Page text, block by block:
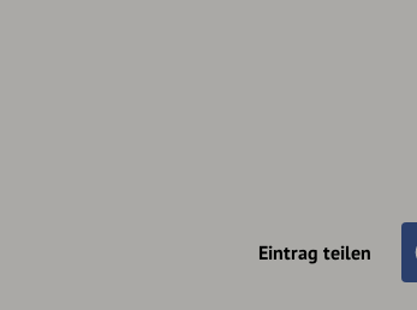
Eintrag teilen